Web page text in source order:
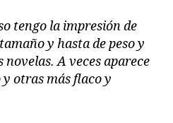
tengo la impresión de
y hasta de peso y
A veces aparece
otras más flaco y